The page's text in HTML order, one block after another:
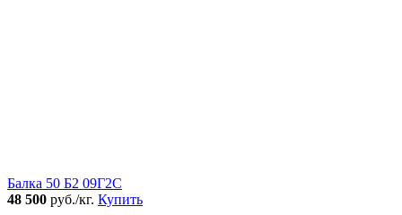
Балка 50 Б2 09Г2С
48 500 руб./кг. Купить